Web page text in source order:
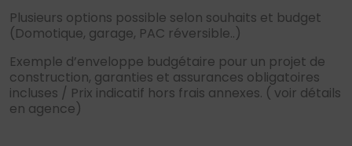
Plusieurs options possible selon souhaits et budget
(Domotique, garage, PAC réversible..)
Exemple d’enveloppe budgétaire pour un projet de
construction, garanties et assurances obligatoires
incluses / Prix indicatif hors frais annexes. ( voir détails
en agence)